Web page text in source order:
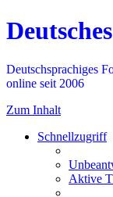
Deutschsprachiges
online seit 2006
Zum Inhalt
Schnellzugriff
Aktive